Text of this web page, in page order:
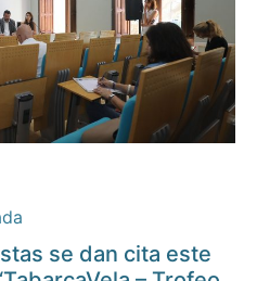
se dan cita este